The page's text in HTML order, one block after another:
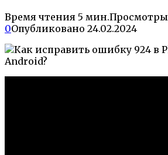
Время чтения 5 мин.Просмотры
0Опубликовано 24.02.2024